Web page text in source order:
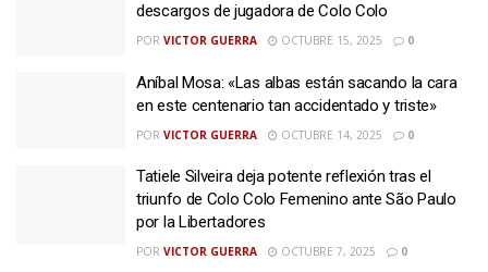
descargos de jugadora de Colo Colo
POR VICTOR GUERRA OCTUBRE 15, 2025 0
Aníbal Mosa: «Las albas están sacando la cara
en este centenario tan accidentado y triste»
POR VICTOR GUERRA OCTUBRE 14, 2025 0
Tatiele Silveira deja potente reflexión tras el
triunfo de Colo Colo Femenino ante São Paulo
por la Libertadores
POR VICTOR GUERRA OCTUBRE 7, 2025 0